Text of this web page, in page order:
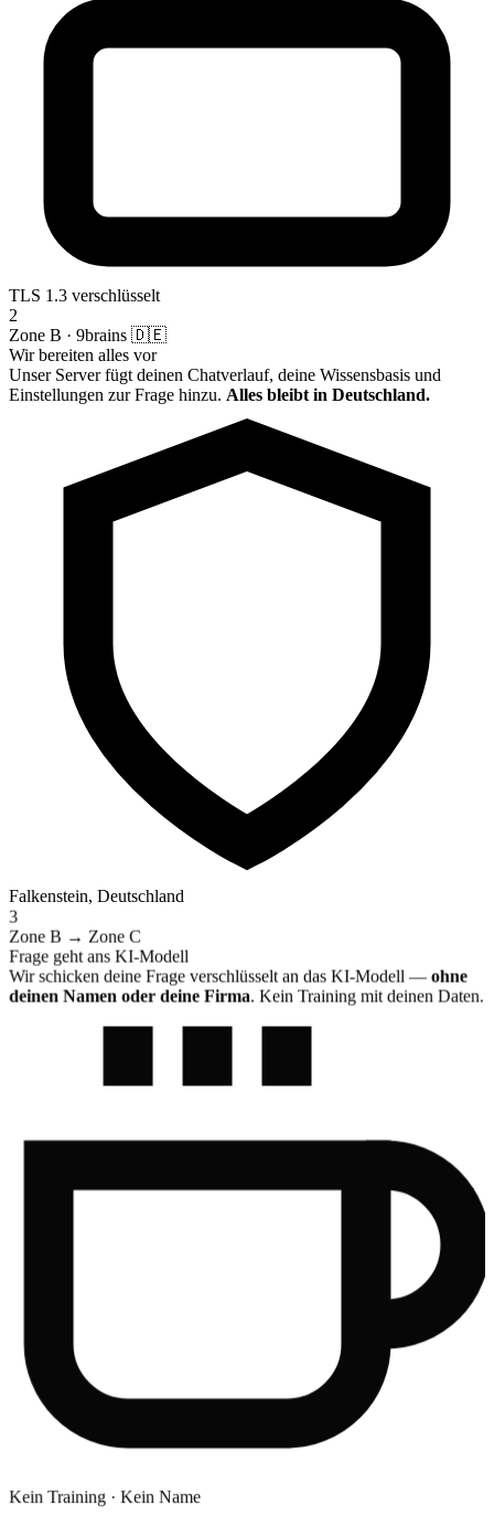
TLS 1.3 verschlüsselt
2
Zone B · 9brains 🇩🇪
Wir bereiten alles vor
Unser Server fügt deinen Chatverlauf, deine Wissensbasis und
Einstellungen zur Frage hinzu. Alles bleibt in Deutschland.
Falkenstein, Deutschland
3
Zone B → Zone C
Frage geht ans KI-Modell
Wir schicken deine Frage verschlüsselt an das KI-Modell — ohne
deinen Namen oder deine Firma. Kein Training mit deinen Daten.
Kein Training · Kein Name